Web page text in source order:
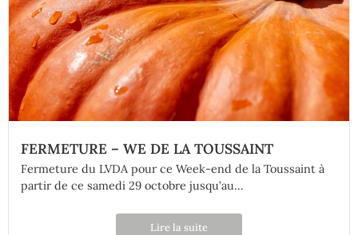
FERMETURE – WE DE LA TOUSSAINT
Fermeture du LVDA pour ce Week-end de la Toussaint à
partir de ce samedi 29 octobre jusqu’au...
Lire la suite